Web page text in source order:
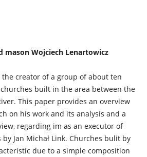
mason Wojciech Lenartowicz
creator of a group of about ten
built in the area between the
This paper provides an overview
on his work and its analysis and a
regarding im as an executor of
Jan Michał Link. Churches bulit by
due to a simple composition